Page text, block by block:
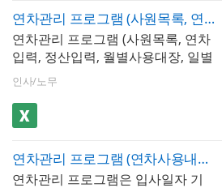
급 누락이나 분쟁을 예방할 수 있습
니다.
여 산출한 수당 금액을 문서 형태로
출력.이 두 문서의 출력 기능을 통해
연차 데이터가 단순 내부 기록에 그
치지 않고 직원 소통 및 공식 정산
업무까지 연결되는 것이 본 프로그
램의 가장 큰 강점입니다.
차계산이 자동으로 가능합니다.
서 저장된 사용자들의 내용을 불러
와 연차/반차 사용 수를 입력할 수
있습니다. 입력 된 내용들은 월/일별
로 전체적인 조회가 가능하며 연차
가능합니다. 연차정산서에선 기준
년도와 월을 입력하면 모든 사원의
당 등의 연차계산이 자동으로 가능
합니다.
연차관리 프로그램 (사원목록, 연차입력, 정산입력, 월별사용대장, 일별사용대장, 연차사용내역서, 연차정산서)_연차누적관리, 입사일자 기준
연차관리 프로그램 (사원목록, 연차
입력, 정산입력, 월별사용대장, 일별
사용대장, 연차사용내역서, 연차정
산서)_연차누적관리, 입사일자 기준
서식입니다. 회사에서 연차를 입사
일자 기준, 노동OK 조회 기준으로
다.
인사/노무
연차관리 프로그램 (연차사용내역서, 연차정산서(연차수당), 연차촉진현황, 연차사용계획서, 연차사용 지정통보)_입사일자, 연차촉진제도
연차관리 프로그램은 입사일자 기